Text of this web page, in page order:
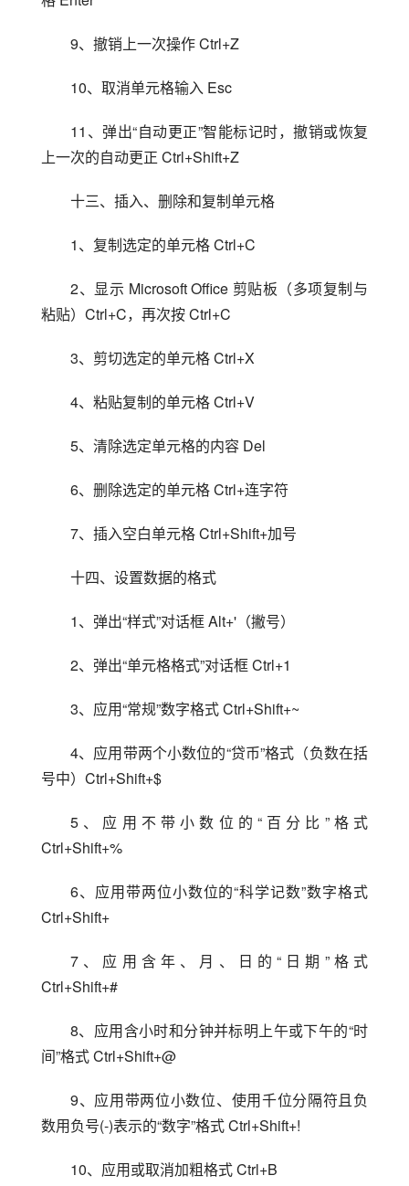
9、撤销上一次操作 Ctrl+Z
10、取消单元格输入 Esc
11、弹出“自动更正”智能标记时，撤销或恢复
上一次的自动更正 Ctrl+Shift+Z
十三、插入、删除和复制单元格
1、复制选定的单元格 Ctrl+C
2、显示 Microsoft Office 剪贴板（多项复制与
粘贴）Ctrl+C，再次按 Ctrl+C
3、剪切选定的单元格 Ctrl+X
4、粘贴复制的单元格 Ctrl+V
5、清除选定单元格的内容 Del
6、删除选定的单元格 Ctrl+连字符
7、插入空白单元格 Ctrl+Shift+加号
十四、设置数据的格式
1、弹出“样式”对话框 Alt+'（撇号）
2、弹出“单元格格式”对话框 Ctrl+1
3、应用“常规”数字格式 Ctrl+Shift+~
4、应用带两个小数位的“贷币”格式（负数在括
号中）Ctrl+Shift+$
5、应用不带小数位的“百分比”格式
Ctrl+Shift+%
6、应用带两位小数位的“科学记数”数字格式
Ctrl+Shift+
7、应用含年、月、日的“日期”格式
Ctrl+Shift+#
8、应用含小时和分钟并标明上午或下午的“时
间”格式 Ctrl+Shift+@
9、应用带两位小数位、使用千位分隔符且负
数用负号(-)表示的“数字”格式 Ctrl+Shift+!
10、应用或取消加粗格式 Ctrl+B